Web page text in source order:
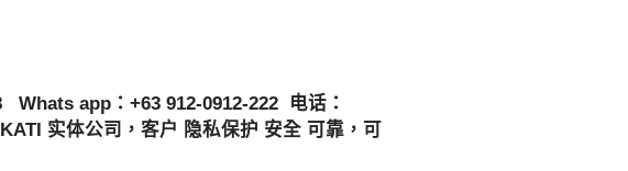
Whats app：+63 912-0912-222 电话：
实体公司，客户 隐私保护 安全 可靠，可